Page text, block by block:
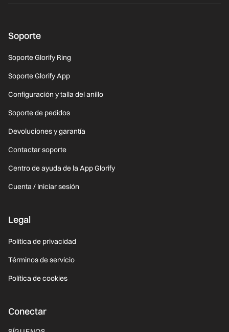
Soporte
Soporte Glorify Ring
Soporte Glorify App
Configuración y talla del anillo
Soporte de pedidos
Devoluciones y garantía
Contactar soporte
Centro de ayuda de la App Glorify
Cuenta / Iniciar sesión
Legal
Política de privacidad
Términos de servicio
Política de cookies
Conectar